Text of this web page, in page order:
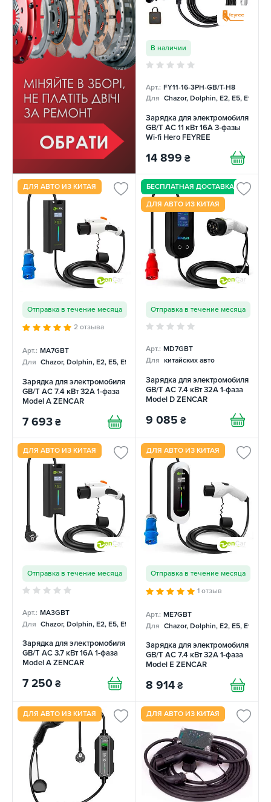
В наличии
Арт.: FY11-16-3PH-GB/T-H8
Для Chazor, Dolphin, E2, E5, E9,
Зарядка для электромобиля
GB/T AC 11 кВт 16A 3-фазы
Wi-fi Hero FEYREE
14 899 ₴
ДЛЯ АВТО ИЗ КИТАЯ
Отправка в течение месяца
2 отзыва
Арт.: MA7GBT
Для Chazor, Dolphin, E2, E5, E9, Mercedes
Зарядка для электромобиля
GB/T AC 7.4 кВт 32А 1-фаза
Model A ZENCAR
7 693 ₴
БЕСПЛАТНАЯ ДОСТАВКА
ДЛЯ АВТО ИЗ КИТАЯ
Отправка в течение месяца
Арт.: MD7GBT
Для китайских авто
Зарядка для электромобиля
GB/T AC 7.4 кВт 32А 1-фаза
Model D ZENCAR
9 085 ₴
ДЛЯ АВТО ИЗ КИТАЯ
Отправка в течение месяца
Арт.: MA3GBT
Для Chazor, Dolphin, E2, E5, E9, Mercedes
Зарядка для электромобиля
GB/T AC 3.7 кВт 16А 1-фаза
Model A ZENCAR
7 250 ₴
ДЛЯ АВТО ИЗ КИТАЯ
Отправка в течение месяца
1 отзыв
Арт.: ME7GBT
Для Chazor, Dolphin, E2, E5, E9,
Зарядка для электромобиля
GB/T AC 7.4 кВт 32А 1-фаза
Model E ZENCAR
8 914 ₴
ДЛЯ АВТО ИЗ КИТАЯ ДЛЯ АВТО ИЗ КИТАЯ